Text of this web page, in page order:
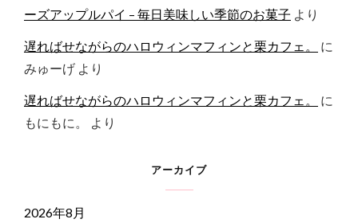
ーズアップルパイ – 毎日美味しい季節のお菓子 より
遅ればせながらのハロウィンマフィンと栗カフェ。
に
みゅーげ より
遅ればせながらのハロウィンマフィンと栗カフェ。
に
もにもに。
より
アーカイブ
2026年8月